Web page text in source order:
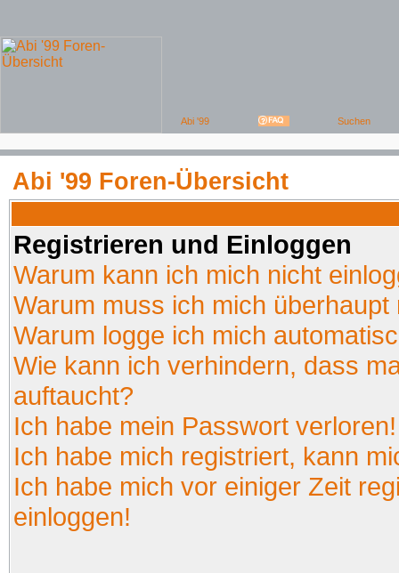
Abi '99 Foren-Übersicht
Registrieren und Einloggen
Warum kann ich mich nicht
Warum muss ich mich überhaupt
Warum logge ich mich
Wie kann ich verhindern, dass
auftaucht?
Ich habe mein Passwort verloren!
Ich habe mich registriert, kann
Ich habe mich vor einiger Zeit
einloggen!